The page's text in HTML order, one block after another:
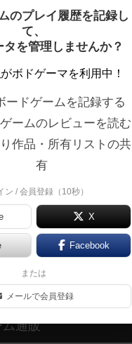
のプレイ履歴を記録し
て、
タを管理しませんか？
がボドゲーマを利用中！
ードゲームを記録する
ームのレビューを読む
作品・所有リストの共
有
ン / 会員登録（10秒）
X
Facebook
または
メールで会員登録
TOP
検索する
新着レビュー
情報
クス
一覧
界コラム
用案内
通販